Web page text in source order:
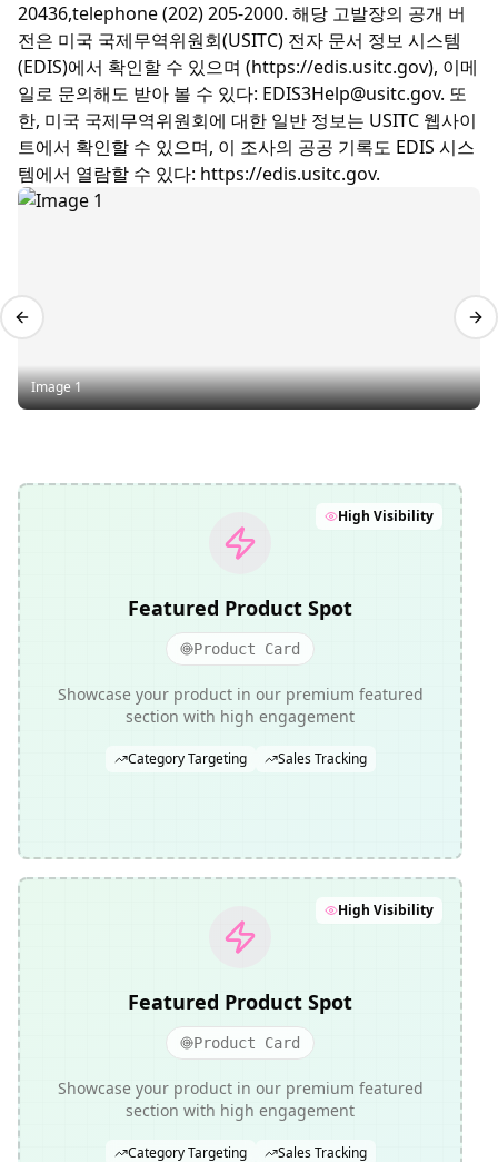
20436,telephone (202) 205-2000. 해당 고발장의 공개 버
전은 미국 국제무역위원회(USITC) 전자 문서 정보 시스템
(EDIS)에서 확인할 수 있으며 (https://edis.usitc.gov), 이메
일로 문의해도 받아 볼 수 있다: EDIS3Help@usitc.gov. 또
한, 미국 국제무역위원회에 대한 일반 정보는 USITC 웹사이
트에서 확인할 수 있으며, 이 조사의 공공 기록도 EDIS 시스
템에서 열람할 수 있다: https://edis.usitc.gov.
Image 1
Previous slide
Featured Product Spot
Product Card
Showcase your product in our premium featured
section with high engagement
Category Targeting Sales Tracking
High Visibility
Featured Product Spot
Product Card
Showcase your product in our premium featured
section with high engagement
Category Targeting Sales Tracking
High Visibility